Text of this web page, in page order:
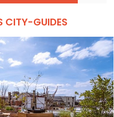
CITY-GUIDES